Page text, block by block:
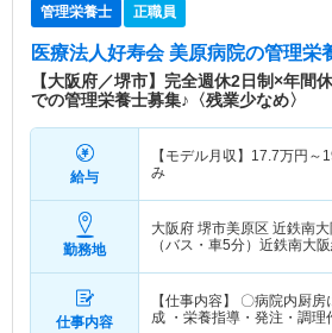
管理栄養士 正職員
医療法人好寿会 美原病院の管理栄
【大阪府／堺市】完全週休2日制×年間
での管理栄養士募集♪〈残業少なめ〉
給与
【モデル月収】 17.7万円～
み
勤務地
大阪府 堺市美原区 近鉄南大
（バス・車5分）近鉄南大
仕事内容
【仕事内容】 〇病院内厨
成 ・栄養指導・発注・調